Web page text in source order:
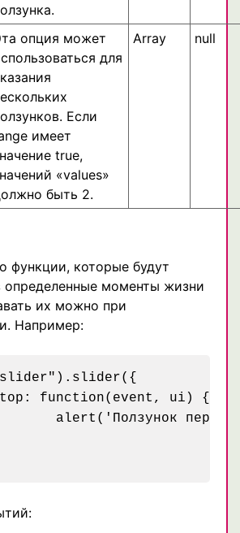
опция может
для
Если
имеет
true,
«values»
быть 2.
Array null
функции, которые будут
определенные моменты жизни
их можно при
Например: